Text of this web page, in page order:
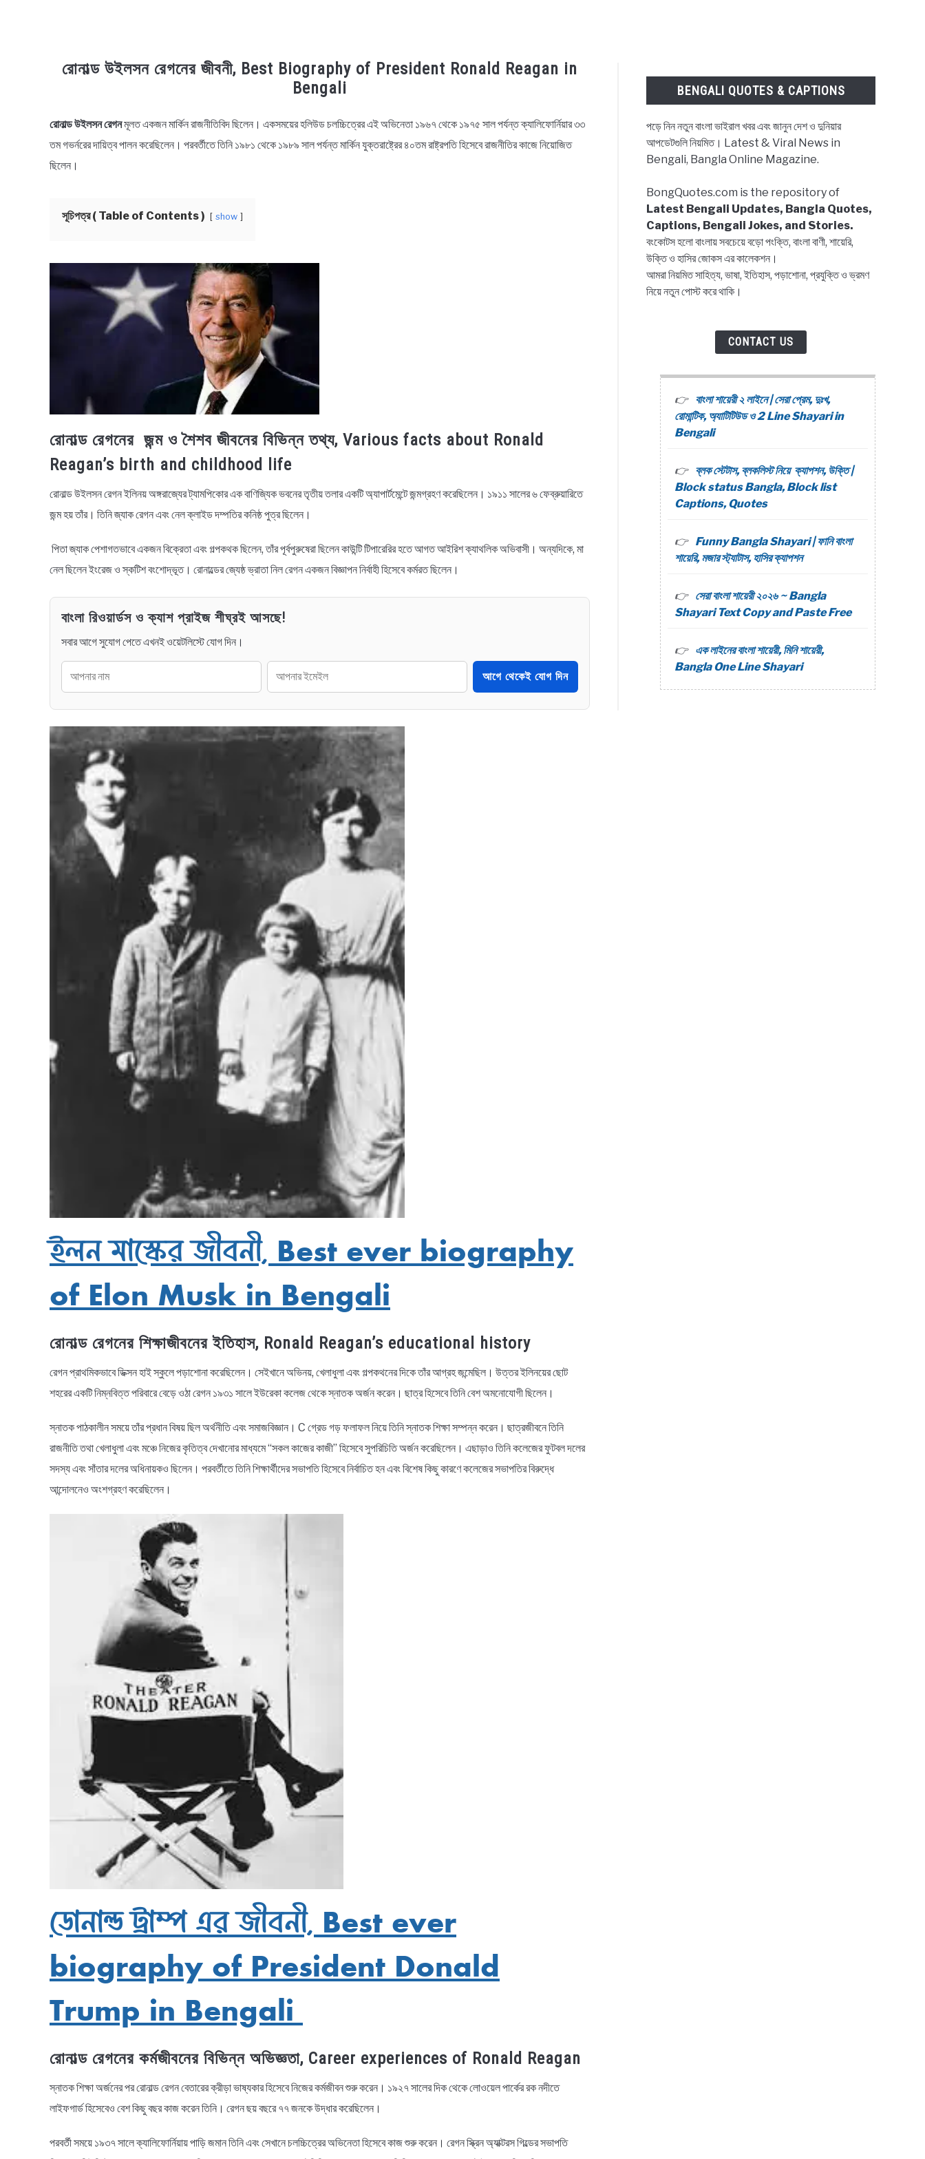
রোনাল্ড উইলসন রেগনের জীবনী, Best Biography of President Ronald Reagan in
Bengali
in
Biography
রোনাল্ড উইলসন রেগনমূলত একজন মার্কিন রাজনীতিবিদ ছিলেন। একসময়ের হলিউড চলচ্চিত্রের এই অভিনেতা ১৯৬৭ থেকে ১৯৭৫ সাল পর্যন্ত ক্যালিফোর্নিয়ার ৩৩
তম গভর্নরের দায়িত্ব পালন করেছিলেন। পরবর্তীতে তিনি ১৯৮১ থেকে ১৯৮৯ সাল পর্যন্ত মার্কিন যুক্তরাষ্ট্রের ৪০তম রাষ্ট্রপতি হিসেবে রাজনীতির কাজে নিয়োজিত
ছিলেন।
সূচিপত্র ( Table of Contents ) show
রোনাল্ড রেগনের জন্ম ও শৈশব জীবনের বিভিন্ন তথ্য, Various facts about Ronald
Reagan’s birth and childhood life
রোনাল্ড উইলসন রেগন ইলিনয় অঙ্গরাজ্যের ট্যামপিকোর এক বাণিজ্যিক ভবনের তৃতীয় তলার একটি অ্যাপার্টমেন্টে জন্মগ্রহণ করেছিলেন। ১৯১১ সালের ৬ ফেব্রুয়ারিতে
জন্ম হয় তাঁর। তিনি জ্যাক রেগন এবং নেল ক্লাইড দম্পতির কনিষ্ঠ পুত্র ছিলেন।
পিতা জ্যাক পেশাগতভাবে একজন বিক্রেতা এবং গল্পকথক ছিলেন, তাঁর পূর্বপুরুষেরা ছিলেন কাউন্টি টিপারেরির হতে আগত আইরিশ ক্যাথলিক অভিবাসী। অন্যদিকে, মা
নেল ছিলেন ইংরেজ ও স্কটিশ বংশোদ্ভূত। রোনাল্ডের জ্যেষ্ঠ ভ্রাতা নিল রেগন একজন বিজ্ঞাপন নির্বাহী হিসেবে কর্মরত ছিলেন।
বাংলা রিওয়ার্ডস ও ক্যাশ প্রাইজ শীঘ্রই আসছে!
সবার আগে সুযোগ পেতে এখনই ওয়েটলিস্টে যোগ দিন।
আগে থেকেই যোগ দিন
ইলন মাস্কের জীবনী, Best ever biography
of Elon Musk in Bengali
রোনাল্ড রেগনের শিক্ষাজীবনের ইতিহাস, Ronald Reagan’s educational history
রেগন প্রাথমিকভাবে ডিক্সন হাই স্কুলে পড়াশোনা করেছিলেন। সেইখানে অভিনয়, খেলাধুলা এবং গল্পকথনের দিকে তাঁর আগ্রহ জন্মেছিল। উত্তর ইলিনয়ের ছোট
শহরের একটি নিম্নবিত্ত পরিবারে বেড়ে ওঠা রেগন ১৯৩১ সালে ইউরেকা কলেজ থেকে স্নাতক অর্জন করেন। ছাত্র হিসেবে তিনি বেশ অমনোযোগী ছিলেন।
স্নাতক পাঠকালীন সময়ে তাঁর প্রধান বিষয় ছিল অর্থনীতি এবং সমাজবিজ্ঞান। C গ্রেড গড় ফলাফল নিয়ে তিনি স্নাতক শিক্ষা সম্পন্ন করেন। ছাত্রজীবনে তিনি
রাজনীতি তথা খেলাধুলা এবং মঞ্চে নিজের কৃতিত্ব দেখানোর মাধ্যমে “সকল কাজের কাজী” হিসেবে সুপরিচিতি অর্জন করেছিলেন। এছাড়াও তিনি কলেজের ফুটবল দলের
সদস্য এবং সাঁতার দলের অধিনায়কও ছিলেন। পরবর্তীতে তিনি শিক্ষার্থীদের সভাপতি হিসেবে নির্বাচিত হন এবং বিশেষ কিছু কারণে কলেজের সভাপতির বিরুদ্ধে
আন্দোলনেও অংশগ্রহণ করেছিলেন।
ডোনাল্ড ট্রাম্প এর জীবনী, Best ever
biography of President Donald
Trump in Bengali
রোনাল্ড রেগনের কর্মজীবনের বিভিন্ন অভিজ্ঞতা, Career experiences of Ronald Reagan
স্নাতক শিক্ষা অর্জনের পর রোনাল্ড রেগন বেতারের ক্রীড়া ভাষ্যকার হিসেবে নিজের কর্মজীবন শুরু করেন। ১৯২৭ সালের দিক থেকে লোওয়েল পার্কের রক নদীতে
লাইফগার্ড হিসেবেও বেশ কিছু বছর কাজ করেন তিনি। রেগন ছয় বছরে ৭৭ জনকে উদ্ধার করেছিলেন।
পরবর্তী সময়ে ১৯৩৭ সালে ক্যালিফোর্নিয়ায় পাড়ি জমান তিনি এবং সেখানে চলচ্চিত্রের অভিনেতা হিসেবে কাজ শুরু করেন। রেগন স্ক্রিন অ্যাক্টরস গিল্ডের সভাপতি
BENGALI QUOTES & CAPTIONS
পড়ে নিন নতুন বাংলা ভাইরাল খবর এবং জানুন দেশ ও দুনিয়ার
আপডেটগুলি নিয়মিত। Latest & Viral News in
Bengali, Bangla Online Magazine.
BongQuotes.com is the repository of
Latest Bengali Updates, Bangla Quotes,
Captions, Bengali Jokes, and Stories.
বংকোটস হলো বাংলায় সবচেয়ে বড়ো পংক্তি, বাংলা বাণী, শায়েরি,
উক্তি ও হাসির জোকস এর কালেকশন।
আমরা নিয়মিত সাহিত্য, ভাষা, ইতিহাস, পড়াশোনা, প্রযুক্তি ও ভ্রমণ
নিয়ে নতুন পোস্ট করে থাকি।
CONTACT US
বাংলা শায়েরী ২ লাইনে | সেরা প্রেম, দুঃখ,
রোমান্টিক, অ্যাটিটিউড ও 2 Line Shayari in
Bengali
ব্লক স্টেটাস, ব্লকলিস্ট নিয়ে ক্যাপশন, উক্তি |
Block status Bangla, Block list
Captions, Quotes
Funny Bangla Shayari | ফানি বাংলা
শায়েরি, মজার স্ট্যাটাস, হাসির ক্যাপশন
সেরা বাংলা শায়েরী ২০২৬ ~ Bangla
Shayari Text Copy and Paste Free
এক লাইনের বাংলা শায়েরী, মিনি শায়েরী,
Bangla One Line Shayari